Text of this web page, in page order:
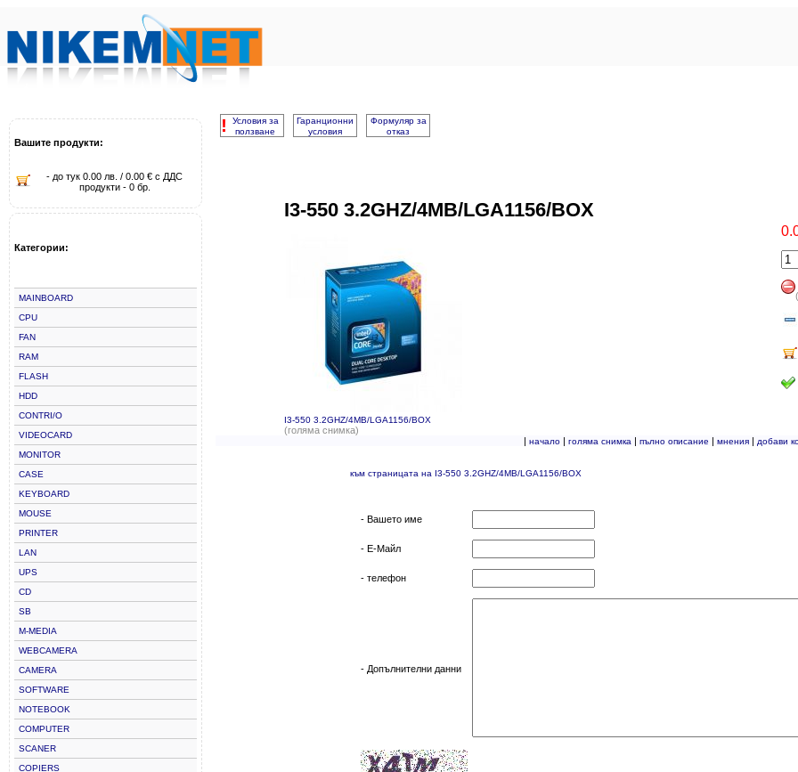
Вашите продукти:
- до тук 0.00 лв. / 0.00 € с ДДС
продукти - 0 бр.
Категории:
MAINBOARD
CPU
FAN
RAM
FLASH
HDD
CONTRI/O
VIDEOCARD
MONITOR
CASE
KEYBOARD
MOUSE
PRINTER
LAN
UPS
CD
SB
M-MEDIA
WEBCAMERA
CAMERA
SOFTWARE
NOTEBOOK
COMPUTER
SCANER
COPIERS
!
Условия за
ползване
Гаранционни
условия
Формуляр за
отказ
I3-550 3.2GHZ/4MB/LGA1156/BOX
I3-550 3.2GHZ/4MB/LGA1156/BOX
(голяма снимка)
| начало| голяма снимка | пълно описание | мнения| добави
към страницата на I3-550 3.2GHZ/4MB/LGA1156/BOX
- Вашето име
- Е-Майл
- телефон
- Допълнителни данни